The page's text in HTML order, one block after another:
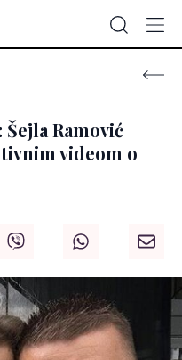
Ramović
videom o